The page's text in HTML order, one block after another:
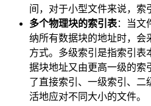
间，对于小型文件来说，索
多个物理块的索引表：当文
纳所有数据块的地址时，会
方式。多级索引是指索引表
据块地址又由更高一级的索
了直接索引、一级索引、二
活地应对不同大小的文件。